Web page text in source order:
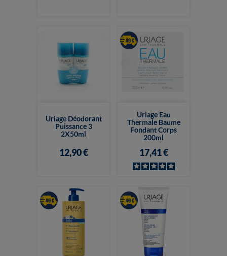
Uriage Déodorant
Puissance 3
2X50ml
12,90 €
Uriage Eau
Thermale Baume
Fondant Corps
200ml
17,41 €